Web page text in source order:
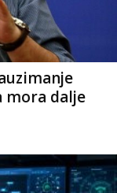
mora dalje